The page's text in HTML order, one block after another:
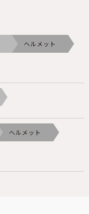
ヘルメット
ヘルメット